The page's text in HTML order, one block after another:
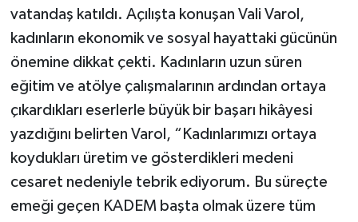
vatandaş katıldı. Açılışta konuşan Vali Varol,
kadınların ekonomik ve sosyal hayattaki gücünün
önemine dikkat çekti. Kadınların uzun süren
eğitim ve atölye çalışmalarının ardından ortaya
çıkardıkları eserlerle büyük bir başarı hikâyesi
yazdığını belirten Varol, “Kadınlarımızı ortaya
koydukları üretim ve gösterdikleri medeni
cesaret nedeniyle tebrik ediyorum. Bu süreçte
emeği geçen KADEM başta olmak üzere tüm